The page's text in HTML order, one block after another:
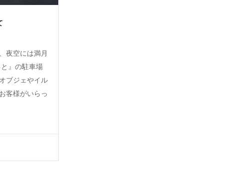
夜空には満月
』の駐車場
ブジェやイル
客様がいらっ